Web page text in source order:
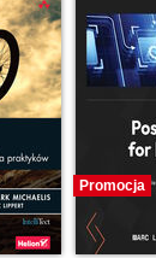
Promocja